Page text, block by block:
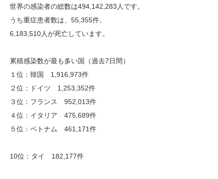
世界の感染者の総数は494,142,283人です。
うち重症患者数は、55,355件。
6,183,510人が死亡しています。
累積感染数が最も多い国（過去7日間）
１位：韓国 1,916,973件
２位：ドイツ 1,253,352件
３位：フランス 952,013件
４位：イタリア 475,689件
５位：ベトナム 461,171件
10位：タイ 182,177件